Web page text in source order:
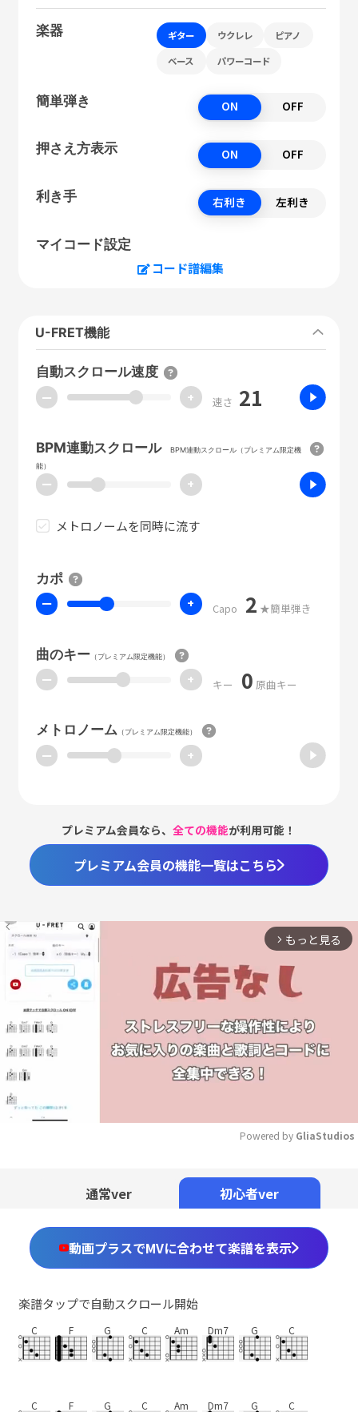
楽器 ギター ウクレレ ピアノ
ベース パワーコード
簡単弾き ON OFF
押さえ方表示 ON OFF
利き手 右利き 左利き
マイコード設定
コード譜編集
U-FRET機能
自動スクロール速度
ー + 速さ 21
BPM連動スクロール
BPM連動スクロール（プレミアム限定機
能）
ー +
メトロノームを同時に流す
カポ
ー + Capo 2 ★簡単弾き
曲のキー（プレミアム限定機能）
ー + キー 0 原曲キー
メトロノーム（プレミアム限定機能）
ー +
プレミアム会員なら、全ての機能が利用可能！
プレミアム会員の機能一覧はこちら
arrow_forward_ios もっと見る
Powered by GliaStudios
通常ver 初心者ver
動画プラスでMVに合わせて楽譜を表示
楽譜タップで自動スクロール開始
C F G C Am Dm7 G C
C F G C Am Dm7 G C